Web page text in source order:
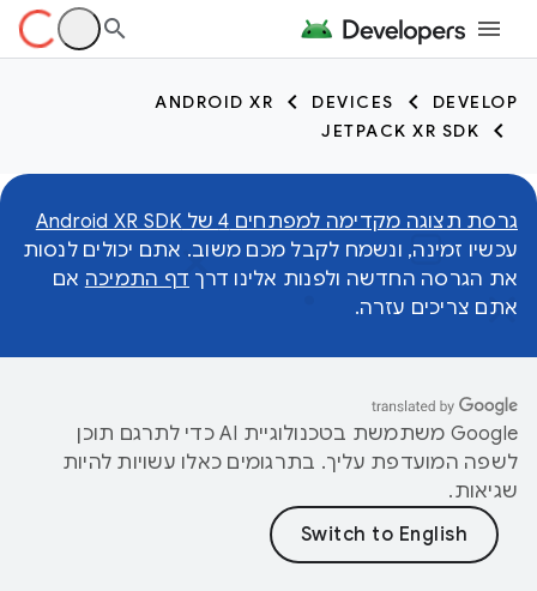
DEVELOP
DEVICES
ANDROID XR
JETPACK XR SDK
גרסת תצוגה מקדימה למפתחים 4 של Android XR SDK
עכשיו זמינה, ונשמח לקבל מכם משוב. אתם יכולים לנסות
את הגרסה החדשה ולפנות אלינו דרך דף התמיכה אם
אתם צריכים עזרה.
‫Google משתמשת בטכנולוגיית AI כדי לתרגם תוכן
לשפה המועדפת עליך. בתרגומים כאלו עשויות להיות
שגיאות.